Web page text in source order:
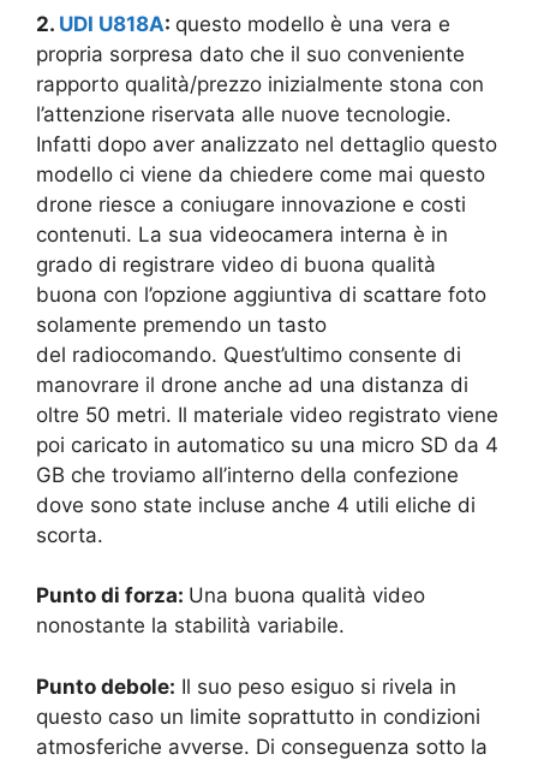
2. UDI U818A: questo modello è una vera e
propria sorpresa dato che il suo conveniente
rapporto qualità/prezzo inizialmente stona con
l’attenzione riservata alle nuove tecnologie.
Infatti dopo aver analizzato nel dettaglio questo
modello ci viene da chiedere come mai questo
drone riesce a coniugare innovazione e costi
contenuti. La sua videocamera interna è in
grado di registrare video di buona qualità
buona con l’opzione aggiuntiva di scattare foto
solamente premendo un tasto
del radiocomando. Quest’ultimo consente di
manovrare il drone anche ad una distanza di
oltre 50 metri. Il materiale video registrato viene
poi caricato in automatico su una micro SD da 4
GB che troviamo all’interno della confezione
dove sono state incluse anche 4 utili eliche di
scorta.
Punto di forza: Una buona qualità video
nonostante la stabilità variabile.
Punto debole: Il suo peso esiguo si rivela in
questo caso un limite soprattutto in condizioni
atmosferiche avverse. Di conseguenza sotto la